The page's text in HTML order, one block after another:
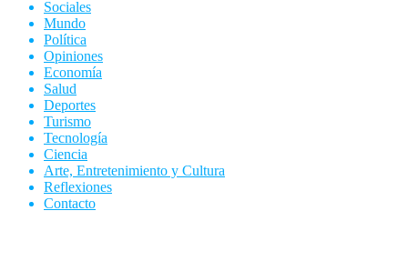
Sociales
Mundo
Política
Opiniones
Economía
Salud
Deportes
Turismo
Tecnología
Ciencia
Arte, Entretenimiento y Cultura
Reflexiones
Contacto